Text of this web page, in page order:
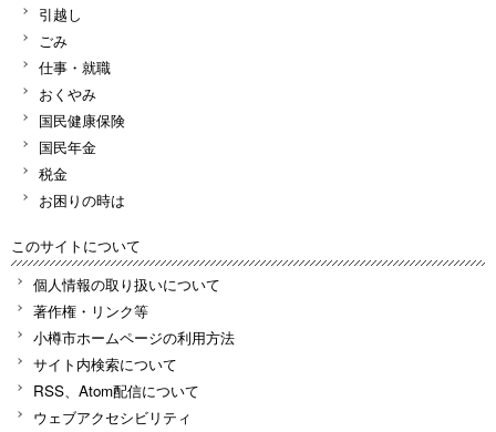
引越し
ごみ
仕事・就職
おくやみ
国民健康保険
国民年金
税金
お困りの時は
このサイトについて
個人情報の取り扱いについて
著作権・リンク等
小樽市ホームページの利用方法
サイト内検索について
RSS、Atom配信について
ウェブアクセシビリティ